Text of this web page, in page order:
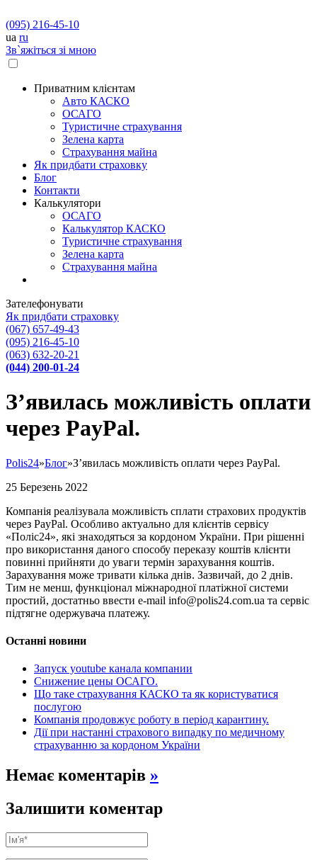
(095) 216-45-10
ua ru
Зв`яжіться зі мною
Приватним клієнтам
Авто КАСКО
OСАГО
Туристичне страхування
Зелена карта
Страхування майна
Як придбати страховку
Блог
Контакти
Калькулятори
OСАГО
Калькулятор КАСКО
Туристичне страхування
Зелена карта
Страхування майна
Зателефонувати
Як придбати страховку
(067) 657-49-43
(095) 216-45-10
(063) 632-20-21
(044) 200-01-24
З’явилась можливість оплати
через PayPal.
Polis24»Блог»З’явилась можливість оплати через PayPal.
25 Березень 2022
Компанія реалізувала можливість сплати страхових продуктів
через PayPal. Особливо актуально для клієнтів сервісу
«Поліс24», які знаходяться за кордоном України. При рішенні
про використання даного способу переказу коштів клієнти
повинні прийняти до уваги термін зарахування коштів.
Зарахування може тривати кілька днів. Зазвичай, до 2 днів.
Тим не менш, функціонал міжнародної платіжної системи
простий, достатньо ввести e-mail info@polis24.com.ua та сервіс
підтягне одержувача платежу.
Останні новини
Запуск youtube канала компании
Снижение цены ОСАГО.
Що таке страхування КАСКО та як користуватися
послугою
Компанія продовжує роботу в період карантину.
Дії при настанні страхового випадку по медичному
страхуванню за кордоном України
Немає коментарів »
Залишити коментар